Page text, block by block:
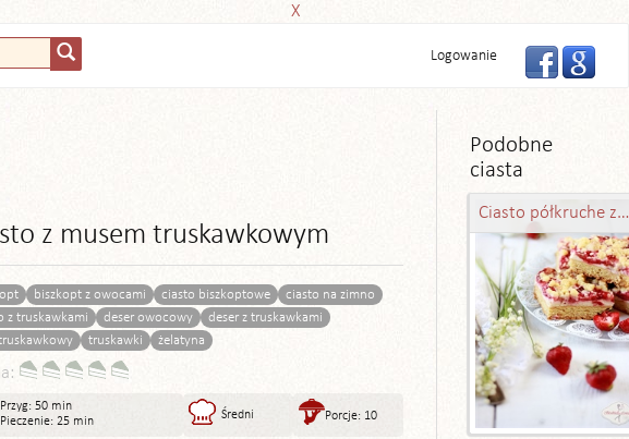
X
Logowanie
z musem truskawkowym
biszkopt z owocami ciasto biszkoptowe
ciasto na zimno
z truskawkami
deser owocowy
deser z truskawkami
truskawki żelatyna
Przyg: 50 min
Pieczenie: 25 min
Średni Porcje: 10
Podobne
ciasta
Ciasto półkruche z masą budyniowo-serową i truskawkami